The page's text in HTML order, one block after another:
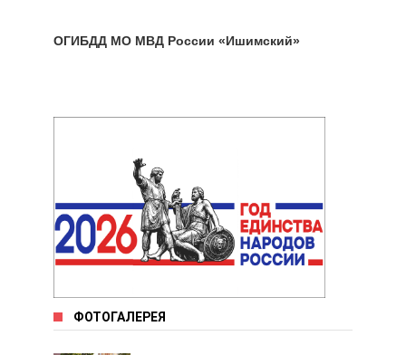
ОГИБДД МО МВД России «Ишимский»
ФОТОГАЛЕРЕЯ